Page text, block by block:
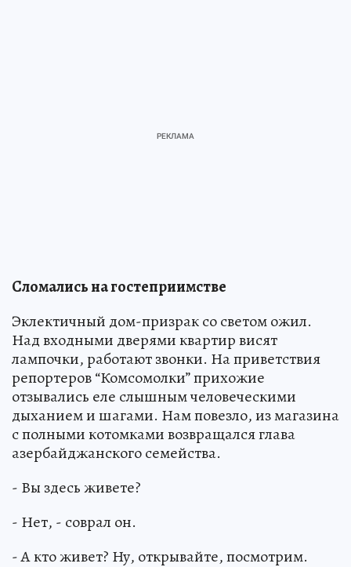
Сломались на гостеприимстве
Эклектичный дом-призрак со светом ожил.
Над входными дверями квартир висят
лампочки, работают звонки. На приветствия
репортеров “Комсомолки” прихожие
отзывались еле слышным человеческими
дыханием и шагами. Нам повезло, из магазина
с полными котомками возвращался глава
азербайджанского семейства.
- Вы здесь живете?
- Нет, - соврал он.
- А кто живет? Ну, открывайте, посмотрим.